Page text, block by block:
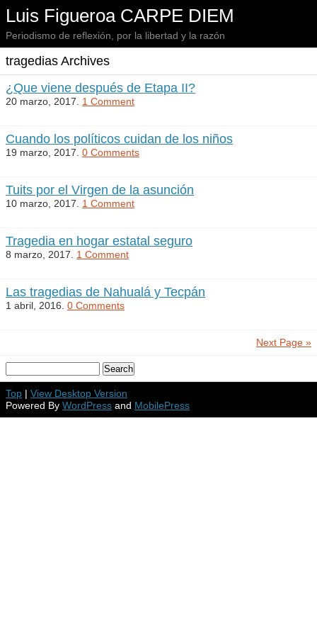
Luis Figueroa CARPE DIEM
Periodismo de reflexión, por la libertad y la razón
tragedias Archives
¿Que viene después de Etapa II?
20 marzo, 2017. 1 Comment
Cuando los políticos cuidan de los niños
19 marzo, 2017. 0 Comments
Tuits por el Virgen de la asunción
10 marzo, 2017. 1 Comment
Tragedia en hogar estatal seguro
8 marzo, 2017. 1 Comment
Las tragedias de Nahualá y Tecpán
1 abril, 2016. 0 Comments
Next Page »
Top | View Desktop Version
Powered By WordPress and MobilePress